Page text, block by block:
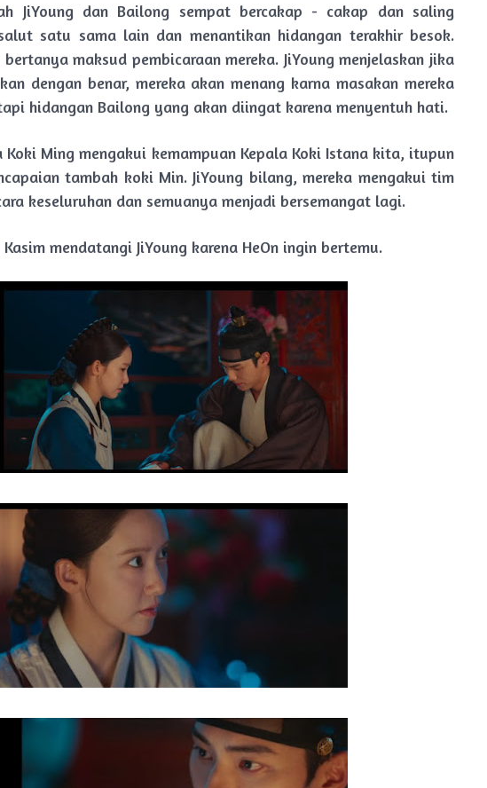
JiYoung dan Bailong sempat bercakap - cakap dan saling
satu sama lain dan menantikan hidangan terakhir besok.
bertanya maksud pembicaraan mereka. JiYoung menjelaskan jika
dengan benar, mereka akan menang karna masakan mereka
hidangan Bailong yang akan diingat karena menyentuh hati.
Koki Ming mengakui kemampuan Kepala Koki Istana kita, itupun
tambah koki Min. JiYoung bilang, mereka mengakui tim
keseluruhan dan semuanya menjadi bersemangat lagi.
mendatangi JiYoung karena HeOn ingin bertemu.